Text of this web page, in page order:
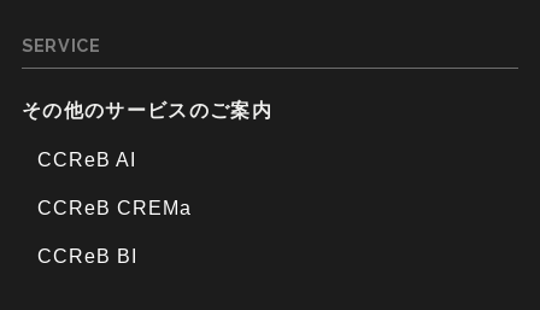
SERVICE
その他のサービスのご案内
CCReB AI
CCReB CREMa
CCReB BI